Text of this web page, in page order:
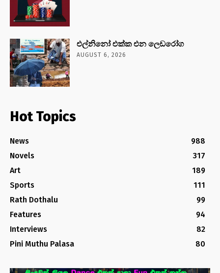
එල්නිනෝ එක්ක එන ලෙඩරෝග
AUGUST 6, 2026
Hot Topics
News
988
Novels
317
Art
189
Sports
111
Rath Dothalu
99
Features
94
Interviews
82
Pini Muthu Palasa
80